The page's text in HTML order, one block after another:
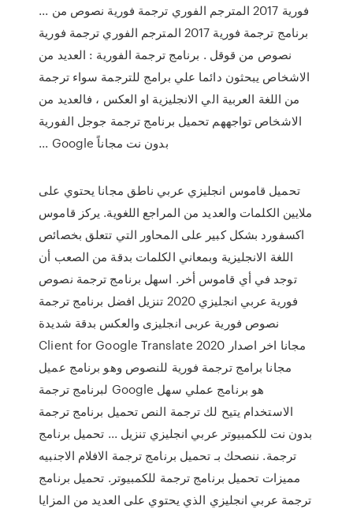
فورية 2017 المترجم الفوري ترجمة فورية نصوص من ...
برنامج ترجمة فورية 2017 المترجم الفوري ترجمة فورية
نصوص من قوقل . برنامج ترجمة الفورية : العديد من
الاشخاص يبحثون دائما علي برامج للترجمة سواء ترجمة
من اللغة العربية الي الانجليزية او العكس ، فالعديد من
الاشخاص تواجههم تحميل برنامج ترجمة جوجل الفورية
بدون نت مجاناً Google ...
تحميل قاموس انجليزي عربي ناطق مجانا يحتوي على
ملايين الكلمات والعديد من المراجع اللغوية. يركز قاموس
اكسفورد بشكل كبير على المحاور التي تتعلق بخصائص
اللغة الانجليزية وبمعاني الكلمات بدقة من الصعب أن
توجد في أي قاموس أخر. اسهل برنامج ترجمة نصوص
فورية عربي انجليزي 2020 تنزيل افضل برنامج ترجمة
نصوص فورية عربى انجليزى والعكس بدقة شديدة
Client for Google Translate 2020 مجانا اخر اصدار
مجانا برامج ترجمة فورية للنصوص وهو برنامج عميل
لبرنامج ترجمة Google هو برنامج عملي سهل
الاستخدام يتيح لك ترجمة النص تحميل برنامج ترجمة
بدون نت للكمبيوتر عربي انجليزي تنزيل ... تحميل برنامج
ترجمة. ننصحك بـ تحميل برنامج ترجمة الافلام الاجنبيه
مميزات تحميل برنامج ترجمة للكمبيوتر. تحميل برنامج
ترجمة عربي انجليزي الذي يحتوي على العديد من المزايا